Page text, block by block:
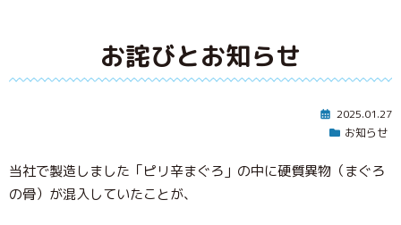
会社案内
お問合わせ
お詫びとお知らせ
2025.01.27
お知らせ
当社で製造しました「ピリ辛まぐろ」の中に硬質異物（まぐろ
の骨）が混入していたことが、